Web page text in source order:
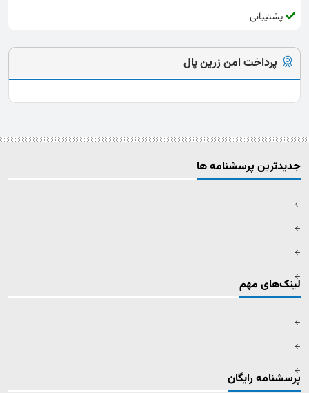
پشتیبانی
پرداخت امن زرین پال
جدیدترین پرسشنامه ها
لینک‌های مهم
پرسشنامه رایگان